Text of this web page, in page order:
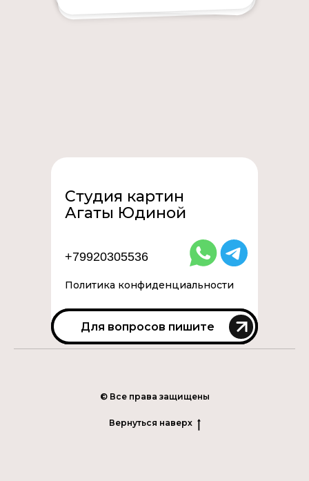
Пишите для вопросов
Студия картин
Агаты Юдиной
+79920305536
Политика конфиденциальности
Для вопросов пишите
© Все права защищены
Вернуться наверх